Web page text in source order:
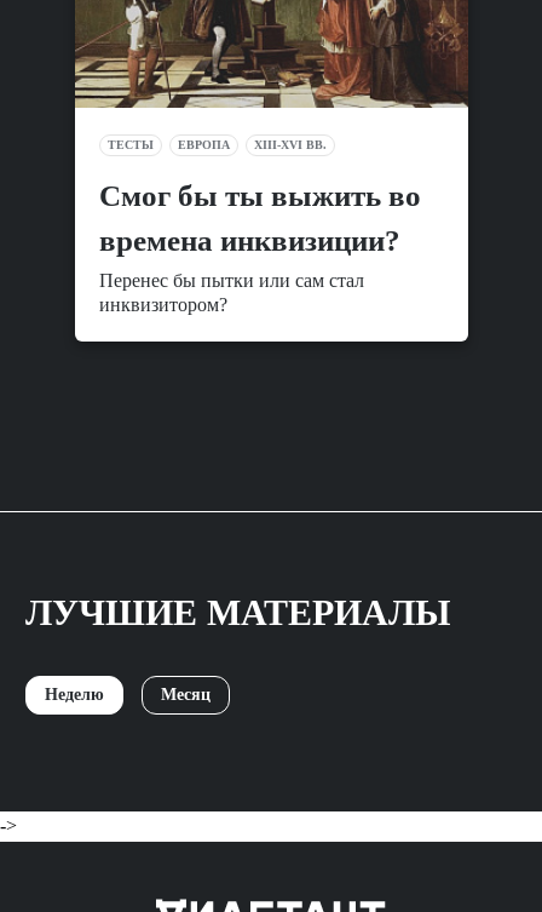
ТЕСТЫ ЕВРОПА XIII-XVI ВВ.
Смог бы ты выжить во
времена инквизиции?
Перенес бы пытки или сам стал
инквизитором?
ЛУЧШИЕ МАТЕРИАЛЫ
Неделю Месяц
->